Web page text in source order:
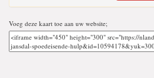
Voeg deze kaart toe aan uw website;